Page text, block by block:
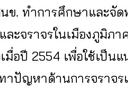
ข. ทำการศึกษาและจั
ะจราจรในเมืองภูมิภาค
มื่อปี 2554 เพื่อใช้เป็นแ
าปัญหาด้านการจราจร